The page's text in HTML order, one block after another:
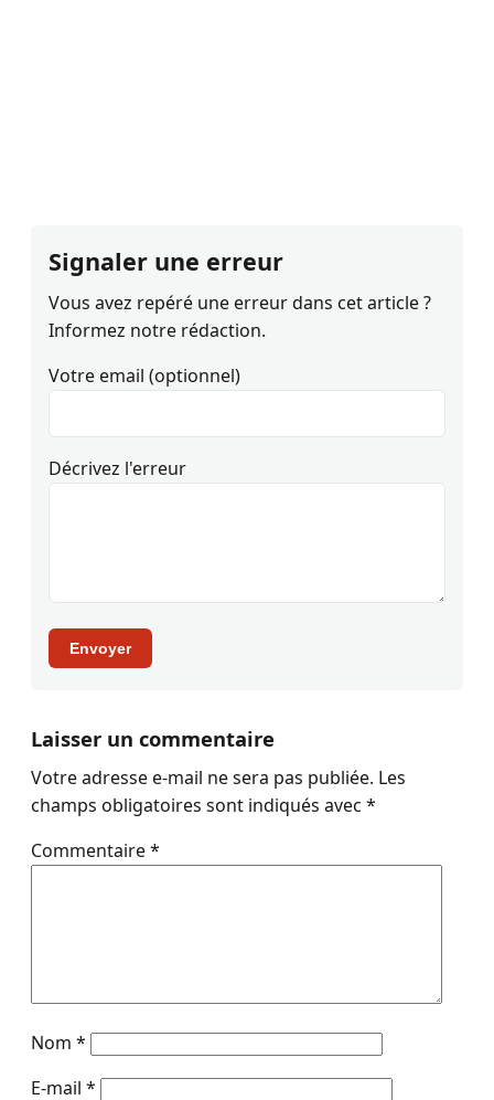
Signaler une erreur
Vous avez repéré une erreur dans cet article ?
Informez notre rédaction.
Votre email (optionnel)
Décrivez l'erreur
Envoyer
Laisser un commentaire
Votre adresse e-mail ne sera pas publiée. Les
champs obligatoires sont indiqués avec *
Commentaire*
Nom *
E-mail *